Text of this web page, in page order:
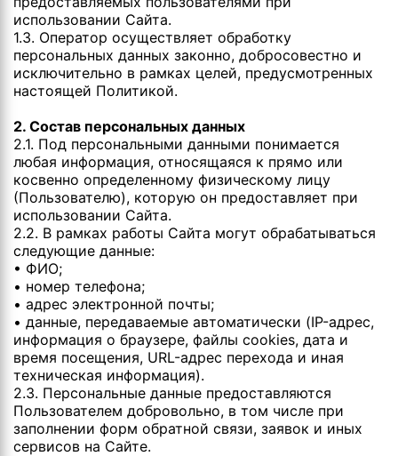
использовании Сайта.
1.3. Оператор осуществляет обработку
персональных данных законно, добросовестно и
исключительно в рамках целей, предусмотренных
настоящей Политикой.
2. Состав персональных данных
2.1. Под персональными данными понимается
любая информация, относящаяся к прямо или
косвенно определенному физическому лицу
(Пользователю), которую он предоставляет при
использовании Сайта.
2.2. В рамках работы Сайта могут обрабатываться
следующие данные:
• ФИО;
• номер телефона;
• адрес электронной почты;
• данные, передаваемые автоматически (IP-адрес,
информация о браузере, файлы cookies, дата и
время посещения, URL-адрес перехода и иная
техническая информация).
2.3. Персональные данные предоставляются
Пользователем добровольно, в том числе при
заполнении форм обратной связи, заявок и иных
сервисов на Сайте.